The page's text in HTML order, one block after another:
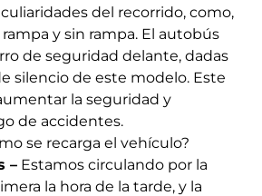
del recorrido, como,
y sin rampa. El autobús
de seguridad delante, dadas
silencio de este modelo. Este
la seguridad y
de accidentes.
se recarga el vehículo?
– Estamos circulando por la
la hora de la tarde, y la